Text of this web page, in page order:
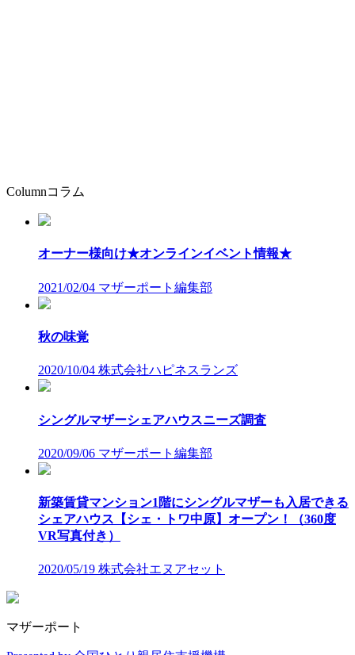
Columnコラム
オーナー様向け★オンラインイベント情報★
2021/02/04 マザーポート編集部
秋の味覚
2020/10/04 株式会社ハピネスランズ
シングルマザーシェアハウスニーズ調査
2020/09/06 マザーポート編集部
新築賃貸マンション1階にシングルマザーも入居できる
シェアハウス【シェ・トワ中原】オープン！（360度
VR写真付き）
2020/05/19 株式会社エヌアセット
マザーポート